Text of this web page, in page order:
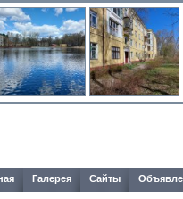
Галерея Сайты